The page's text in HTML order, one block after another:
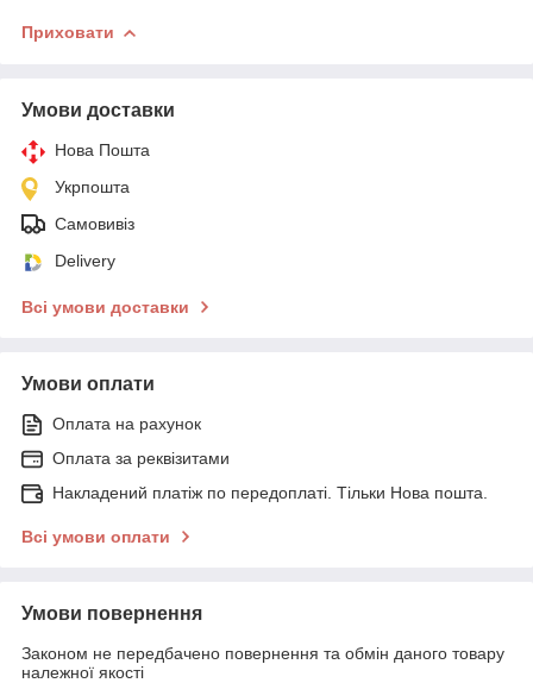
Приховати
Умови доставки
Нова Пошта
Укрпошта
Самовивіз
Delivery
Всі умови доставки
Умови оплати
Оплата на рахунок
Оплата за реквізитами
Накладений платіж по передоплаті. Тільки Нова пошта.
Всі умови оплати
Умови повернення
Законом не передбачено повернення та обмін даного товару
належної якості